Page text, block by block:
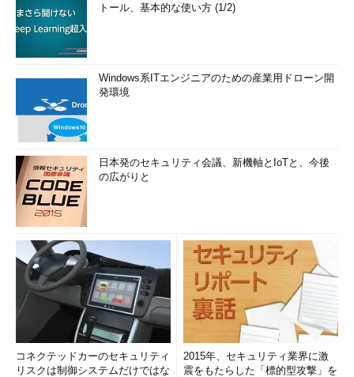
トール、基本的な使い方 (1/2)
Windows系ITエンジニアのための産業用ドローン開
発環境
日本発のセキュリティ会議、新機軸とIoTと、今後
の広がりと
コネクテッドカーのセキュリティ
リスクは制御システムだけではな
2015年、セキュリティ業界に激
震をもたらした「標的型攻撃」を